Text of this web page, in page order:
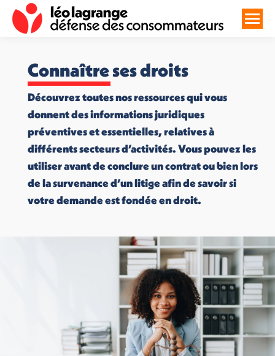
Connaître ses droits
Découvrez toutes nos ressources qui vous
donnent des informations juridiques
préventives et essentielles, relatives à
différents secteurs d’activités. Vous pouvez les
utiliser avant de conclure un contrat ou bien lors
de la survenance d’un litige afin de savoir si
votre demande est fondée en droit.